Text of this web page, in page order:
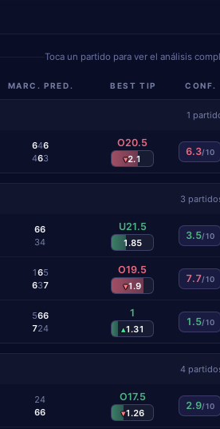
Toca un partido para ver el análisis
MARC. PRED. BEST TIP CONF.
1
6
4
4
6
6
3
O20.5
▾2.1
6.3/10
3
6
3
6
4
U21.5
1.85
3.5/10
1
6
6
3
5
7
O19.5
▾1.9
7.7/10
5
7
6
2
6
4
1
▴1.31
1.5/10
4
2
6
4
6
O17.5
▾1.26
2.9/10